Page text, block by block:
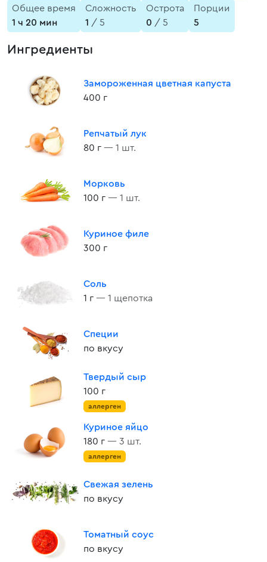
Общее время
1 ч 20 мин
Сложность
1 / 5
Острота
0 / 5
Порции
5
Ингредиенты
Замороженная цветная капуста
400 г
Репчатый лук
80 г — 1 шт.
Морковь
100 г — 1 шт.
Куриное филе
300 г
Соль
1 г — 1 щепотка
Специи
по вкусу
Твердый сыр
100 г
аллерген
Куриное яйцо
180 г — 3 шт.
аллерген
Свежая зелень
по вкусу
Томатный соус
по вкусу